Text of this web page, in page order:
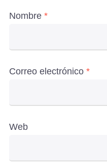
Nombre *
Correo electrónico *
Web